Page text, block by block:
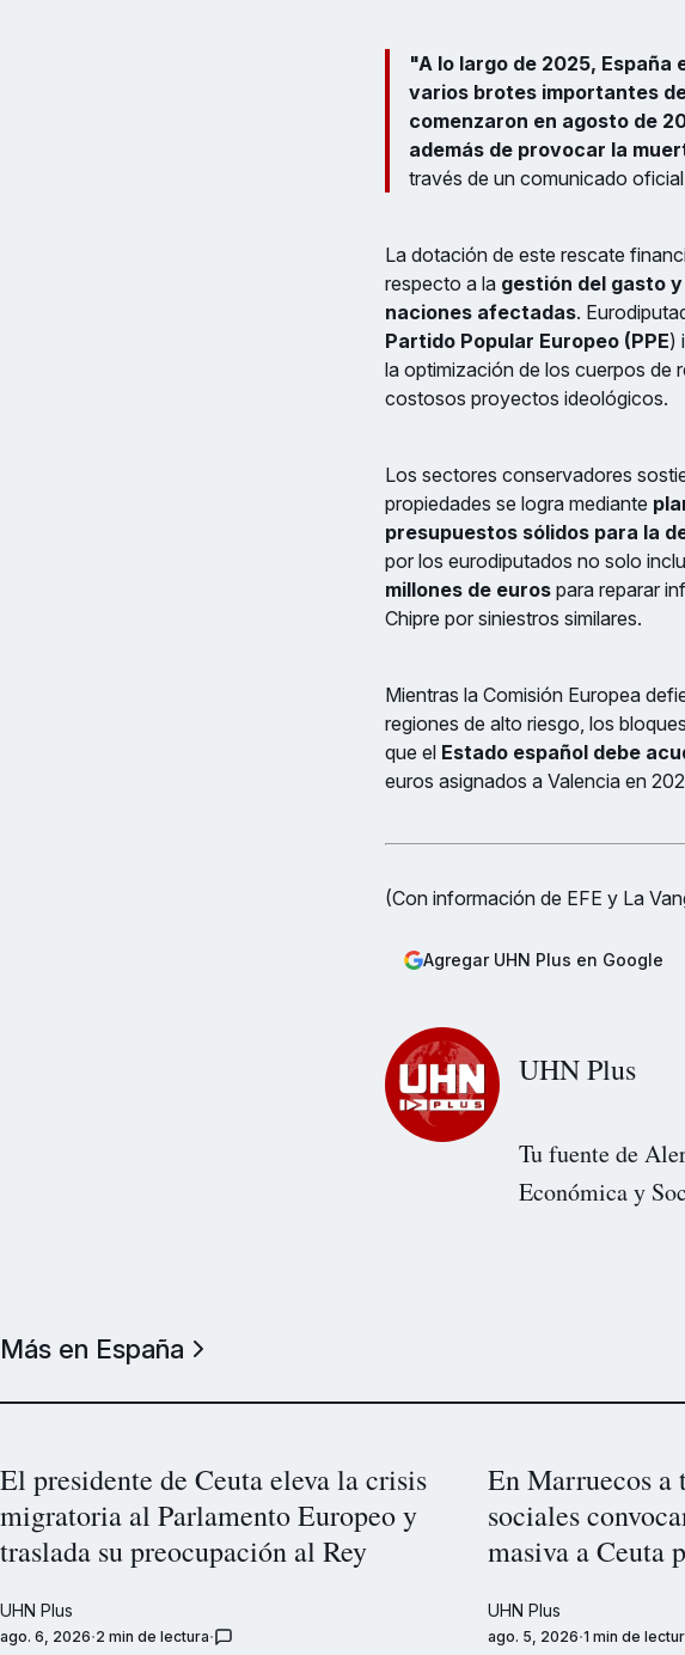
"A lo largo de 2025,
varios brotes importantes
comenzaron en agosto de
además de provocar la
través de un comunicado
La dotación de este rescate
respecto a la gestión del gasto
naciones afectadas.
Partido Popular Europeo (PPE)
la optimización de los cuerpos de
costosos proyectos ideológicos.
Los sectores conservadores
propiedades se logra mediante
presupuestos sólidos para la
por los eurodiputados no solo
millones de euros para reparar
Chipre por siniestros similares.
Mientras la Comisión Europea
regiones de alto riesgo, los
que el Estado español debe
euros asignados a Valencia en
(Con información de EFE y La
Agregar UHN Plus en Google
UHN Plus
Tu fuente de
Económica y
Más en España
El presidente de Ceuta eleva la crisis
migratoria al Parlamento Europeo y
traslada su preocupación al Rey
UHN Plus
ago. 6, 2026 2 min de lectura
En Marruecos a
sociales
masiva a Ceuta
UHN Plus
ago. 5, 2026 1 min de